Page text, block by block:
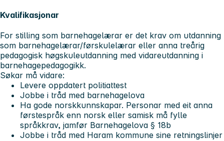
Kvalifikasjonar
For stilling som barnehagelærar er det krav om utdanning
som barnehagelærar/førskulelærar eller anna treårig
pedagogisk høgskuleutdanning med vidareutdanning i
barnehagepedagogikk.
Søkar må vidare:
Levere oppdatert politiattest
Jobbe i tråd med barnehagelova
Ha gode norskkunnskapar. Personar med eit anna
førstespråk enn norsk eller samisk må fylle
språkkrav, jamfør Barnehagelova § 18b
Jobbe i tråd med Haram kommune sine retningslinjer